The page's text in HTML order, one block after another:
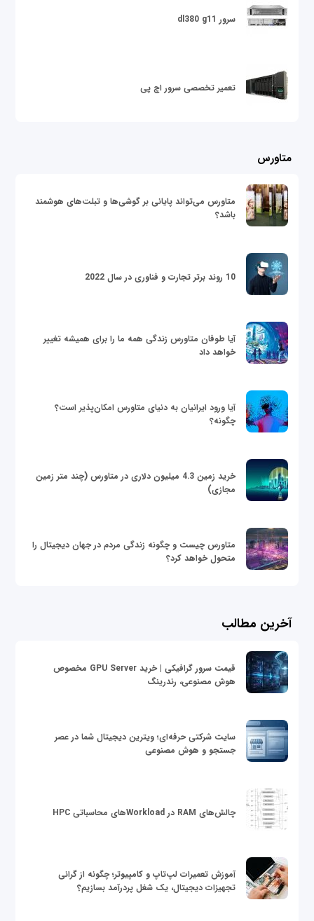
سرور dl380 g11
تعمیر تخصصی سرور اچ پی
متاورس
متاورس می‌تواند پایانی بر گوشی‌ها و تبلت‌های هوشمند
باشد؟
10 روند برتر تجارت و فناوری در سال 2022
آیا طوفان متاورس زندگی همه ما را برای همیشه تغییر
خواهد داد
آیا ورود ایرانیان به دنیای متاورس امکان‌پذیر است؟
چگونه؟
خرید زمین 4.3 میلیون دلاری در متاورس (چند متر زمین
مجازی)
متاورس چیست و چگونه زندگی مردم در جهان دیجیتال را
متحول خواهد کرد؟
آخرین مطالب
قیمت سرور گرافیکی | خرید GPU Server مخصوص
هوش مصنوعی، رندرینگ
سایت شرکتی حرفه‌ای؛ ویترین دیجیتال شما در عصر
جستجو و هوش مصنوعی
چالش‌های RAM در Workloadهای محاسباتی HPC
آموزش تعمیرات لپ‌تاپ و کامپیوتر؛ چگونه از گرانی
تجهیزات دیجیتال، یک شغل پردرآمد بسازیم؟